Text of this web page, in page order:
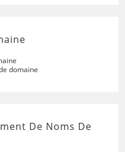
domaine
De Noms De